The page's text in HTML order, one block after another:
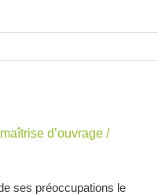
d’ouvrage /
ses préoccupations le